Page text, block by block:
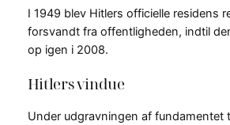
I 1949 blev Hitlers officielle residens
forsvandt fra offentligheden, indtil
op igen i 2008.
Hitlers vindue
Under udgravningen af fundamentet